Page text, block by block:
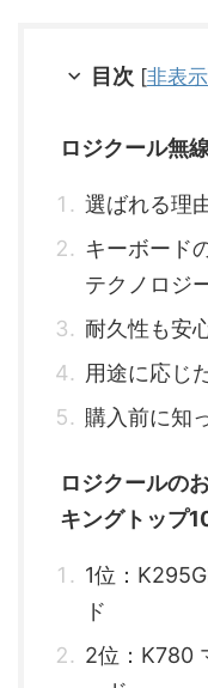
目次 [非表示
ロジクール無
選ばれる理
キーボード
テクノロジ
耐久性も安
用途に応じ
購入前に知
ロジクールの
キングトップ
1位：
ド
2位：K780